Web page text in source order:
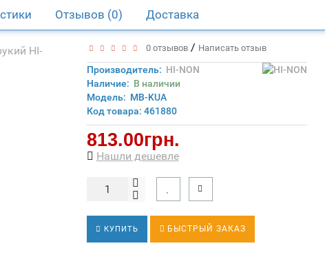
Отзывов (0) Доставка
0 отзывов / Написать отзыв
Производитель: HI-NON
Наличие: В наличии
Модель: MB-KUA
Код товара: 461880
813.00грн.
Нашли дешевле
КУПИТЬ БЫСТРЫЙ ЗАКАЗ